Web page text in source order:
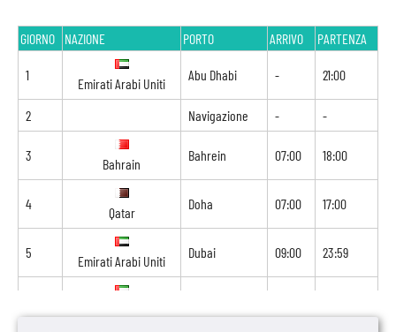
GIORNO NAZIONE PORTO ARRIVO PARTENZA
1
Emirati Arabi Uniti
Abu Dhabi - 21:00
2 Navigazione - -
3
Bahrain
Bahrein 07:00 18:00
4
Qatar
Doha 07:00 17:00
5
Emirati Arabi Uniti
Dubai 09:00 23:59